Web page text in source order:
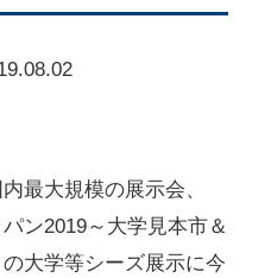
最大規模の展示会、
ン2019～大学見本市＆
大学等シーズ展示に今